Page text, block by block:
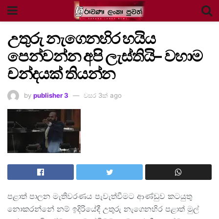
උතුරු නැගෙනහිර හයිය
පෙන්වන්න අපි ලැස්තියි– වහාම
චන්දයක් තියන්න
by publisher 3 වසර 3ක් ago
පළාත් පාලන මැතිවරණය පැවැත්වීමට ආණ්ඩුව කටයුතු
නොකරන්නේ නම් ඉදිරියේදී උතුරු නැගෙනහිර පළාත් මුල්